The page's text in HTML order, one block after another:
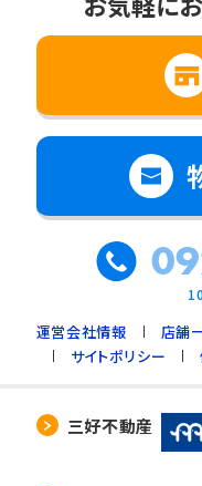
運営会社情報 店舗
サイトポリシー
三好不動産